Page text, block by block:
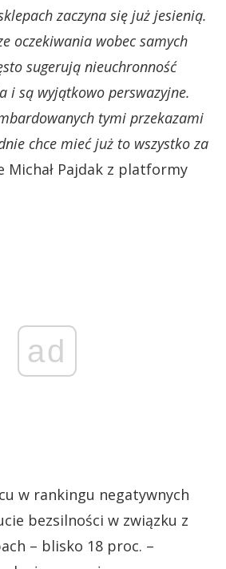
zaczyna się już jesienią.
oczekiwania wobec samych
sugerują nieuchronność
i są wyjątkowo perswazyjne.
tymi przekazami
chce mieć już to wszystko za
Michał Pajdak z platformy
ad
w rankingu negatywnych
bezsilności w związku z
– blisko 18 proc. –